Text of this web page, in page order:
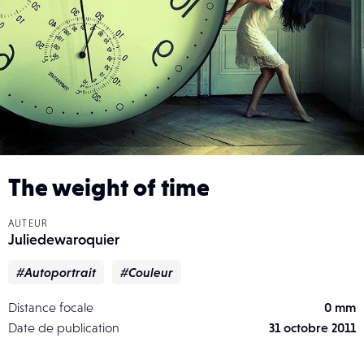
The weight of time
AUTEUR
Juliedewaroquier
#Autoportrait #Couleur
Distance focale
0 mm
Date de publication
31 octobre 2011